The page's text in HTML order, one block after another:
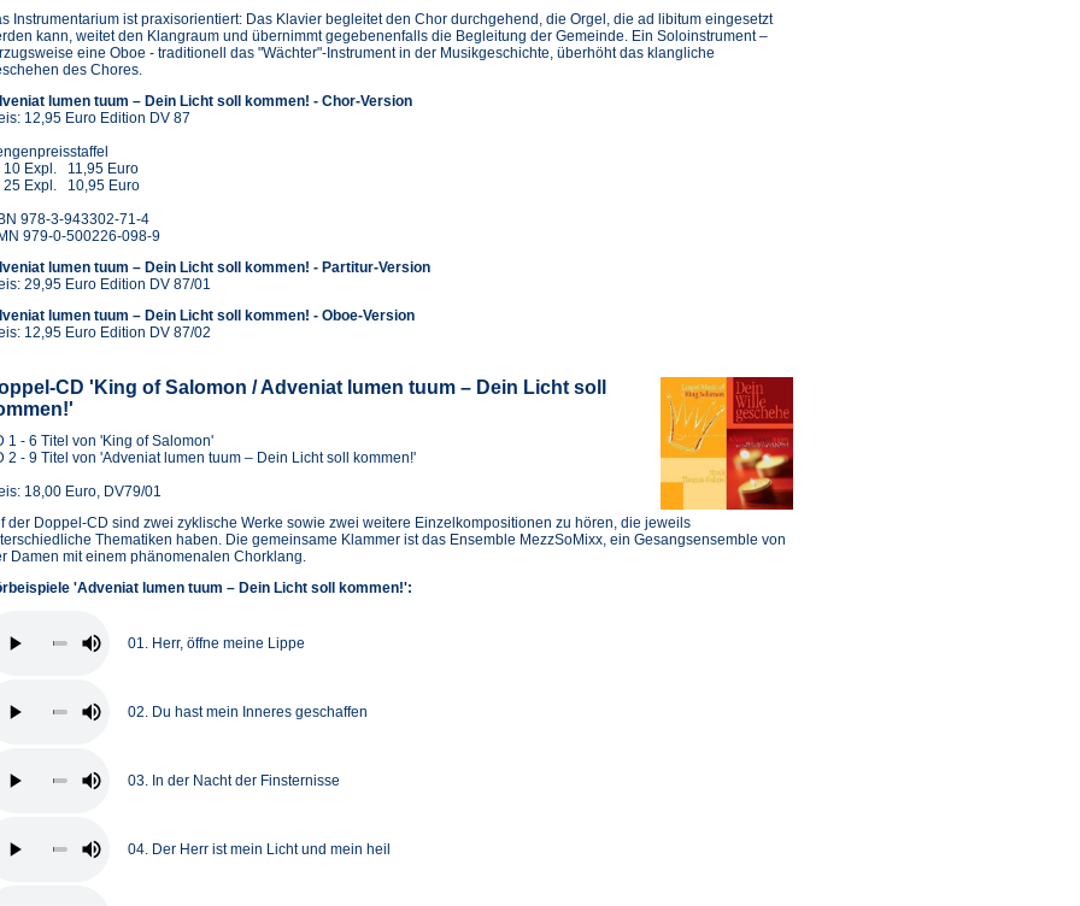
Instrumentarium ist praxisorientiert: Das Klavier begleitet den Chor durchgehend, die Orgel, die ad libitum eingesetzt
kann, weitet den Klangraum und übernimmt gegebenenfalls die Begleitung der Gemeinde. Ein Soloinstrument –
eine Oboe - traditionell das "Wächter"-Instrument in der Musikgeschichte, überhöht das klangliche
des Chores.
lumen tuum – Dein Licht soll kommen! - Chor-Version
12,95 Euro Edition DV 87
10 Expl. 11,95 Euro
25 Expl. 10,95 Euro
978-3-943302-71-4
979-0-500226-098-9
lumen tuum – Dein Licht soll kommen! - Partitur-Version
29,95 Euro Edition DV 87/01
lumen tuum – Dein Licht soll kommen! - Oboe-Version
12,95 Euro Edition DV 87/02
CD 'King of Salomon / Adveniat lumen tuum – Dein Licht soll
1 - 6 Titel von 'King of Salomon'
2 - 9 Titel von 'Adveniat lumen tuum – Dein Licht soll kommen!'
18,00 Euro, DV79/01
der Doppel-CD sind zwei zyklische Werke sowie zwei weitere Einzelkompositionen zu hören, die jeweils
Thematiken haben. Die gemeinsame Klammer ist das Ensemble MezzSoMixx, ein Gesangsensemble von
Damen mit einem phänomenalen Chorklang.
'Adveniat lumen tuum – Dein Licht soll kommen!':
01. Herr, öffne meine Lippe
02. Du hast mein Inneres geschaffen
03. In der Nacht der Finsternisse
04. Der Herr ist mein Licht und mein heil